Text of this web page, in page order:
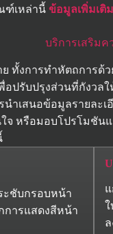
ฑ์เหล่านี้ข้อมูลเพิ่มเติม
บริการเสริม
งการทำหัตถการด้ว
อปรับปรุงส่วนที่กังว
นำเสนอข้อมูลรายละ
หรือมอบโปรโมชันแ
ะชับกรอบหน้า
การแสดงสีหน้า